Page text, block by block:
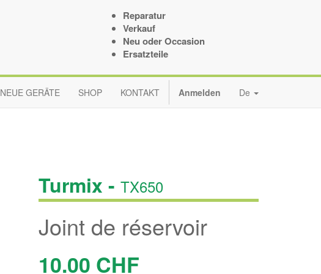
Reparatur
Verkauf
Neu oder Occasion
Ersatzteile
NEUE GERÄTE SHOP KONTAKT Anmelden De
Turmix - TX650
Joint de réservoir
10.00 CHF